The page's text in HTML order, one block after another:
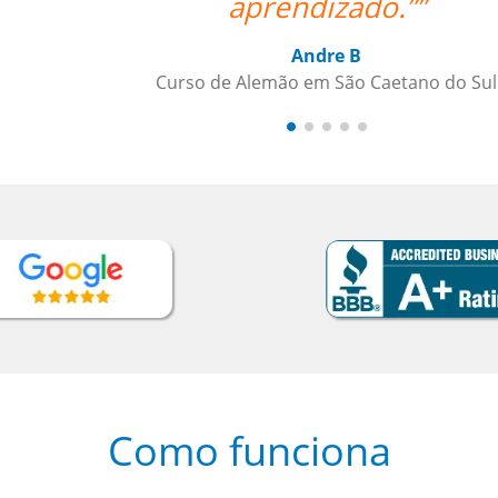
Andre B
Curso de Alemão em São Caetano do Sul
Como funciona